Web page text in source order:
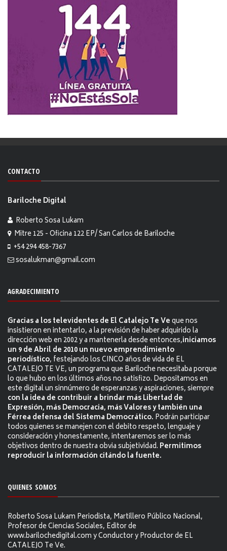
CONTACTO
Bariloche Digital
Roberto Sosa Lukam
Mitre 125 - Oficina 122 EP/ San Carlos de Bariloche
+54 294 458-7367
sosalukman@gmail.com
AGRADECIMIENTO
Gracias a los televidentes de El Catalejo Te Veque nos
insistieron en intentarlo, a la previsión de haber adquirido la
dirección web en 2002 y a mantenerla desde entonces,iniciamos
un 9 de Abril de 2010 un nuevo emprendimiento
periodístico, festejando los CINCO años de vida de EL
CATALEJO TE VE, un programa que Bariloche necesitaba porque
lo que hubo en los últimos años no satisfizo. Depositamos en
este digital un sinnúmero de esperanzas y aspiraciones, siempre
con la idea de contribuir a brindar más Libertad de
Expresión, más Democracia, más Valores y también una
Férrea defensa del Sistema Democrático. Podrán participar
todos quienes se manejen con el debito respeto, lenguaje y
consideración y honestamente, intentaremos ser lo más
objetivos dentro de nuestra obvia subjetividad. Permitimos
reproducir la información citándo la fuente.
QUIENES SOMOS
Roberto Sosa Lukam Periodista, Martillero Público Nacional,
Profesor de Ciencias Sociales, Editor de
www.barilochedigital.com y Conductor y Productor de EL
CATALEJO Te Ve.